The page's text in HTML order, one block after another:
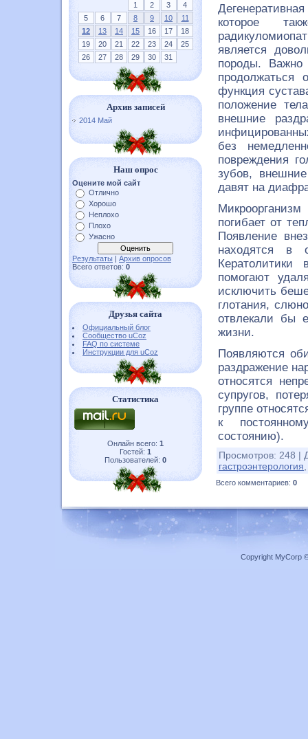
1
2 3
4
5
6 7 8 9 10
11
12
13 14 15 16 17
18
19
20 21 22 23 24
25
26
27 28 29 30 31
Архив записей
2014 Май
Наш опрос
Оцените мой сайт
Отлично
Хорошо
Неплохо
Плохо
Ужасно
Результаты | Архив опросов
Всего ответов: 0
Друзья сайта
Официальный блог
Сообщество uCoz
FAQ по системе
Инструкции для uCoz
Статистика
Онлайн всего: 1
Гостей: 1
Пользователей: 0
которое
является
породы. Важно
функция
положение
внешние
без
повреждения
зубов,
давят на
погибает от
Появление
находятся в
помогают
исключить
глотания,
отвлекали бы
жизни.
Появляются
раздражение
относятся
супругов,
группе
к
состоянию).
Просмотров: 248 |
гастроэнтерология
Всего комментариев: 0
Copyright MyCorp